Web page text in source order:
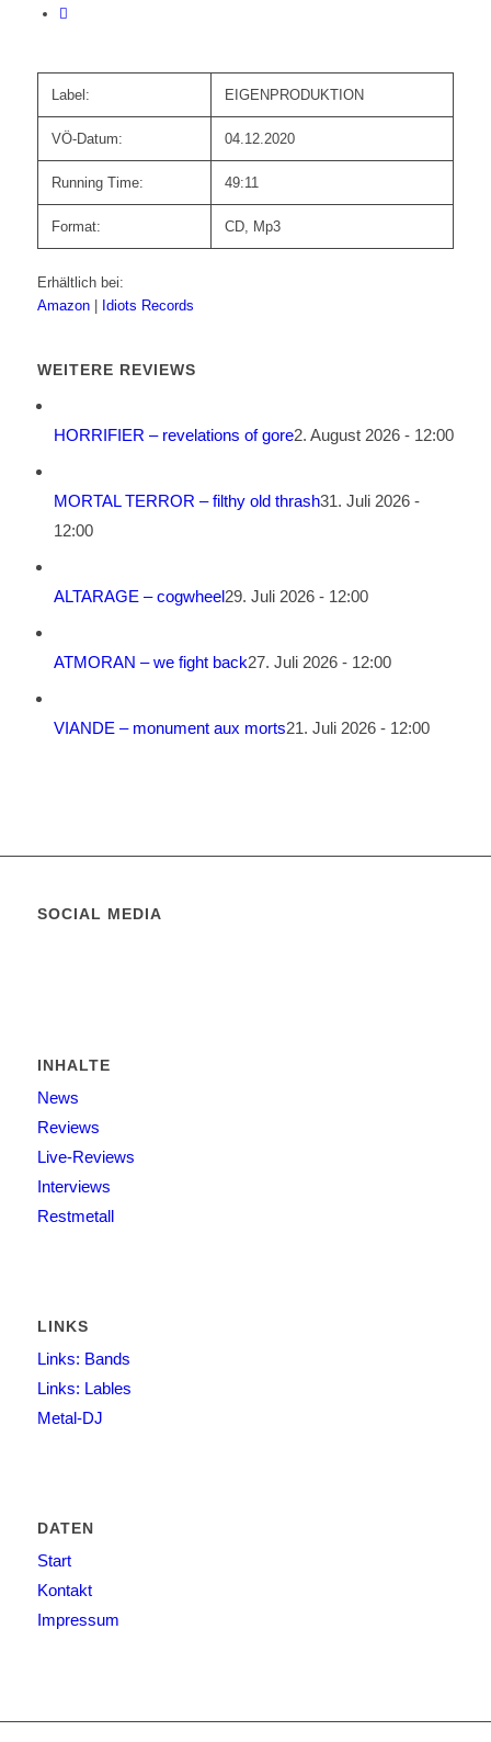
Label: EIGENPRODUKTION
VÖ-Datum: 04.12.2020
Running Time: 49:11
Format: CD, Mp3
Erhältlich bei:
Amazon
Idiots Records
WEITERE REVIEWS
HORRIFIER – revelations of gore2. August 2026 - 12:00
MORTAL TERROR – filthy old thrash31. Juli 2026 -
12:00
ALTARAGE – cogwheel29. Juli 2026 - 12:00
ATMORAN – we fight back27. Juli 2026 - 12:00
VIANDE – monument aux morts21. Juli 2026 - 12:00
SOCIAL MEDIA
INHALTE
News
Reviews
Live-Reviews
Interviews
Restmetall
LINKS
Links: Bands
Links: Lables
Metal-DJ
DATEN
Start
Kontakt
Impressum